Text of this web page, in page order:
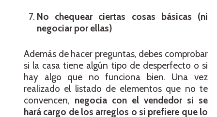
No chequear ciertas cosas básicas (ni
negociar por ellas)
Además de hacer preguntas, debes comprobar
si la casa tiene algún tipo de desperfecto o si
hay algo que no funciona bien. Una vez
realizado el listado de elementos que no te
convencen, negocia con el vendedor si se
hará cargo de los arreglos o si prefiere que lo